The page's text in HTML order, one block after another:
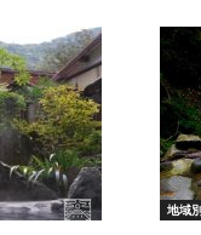
地域